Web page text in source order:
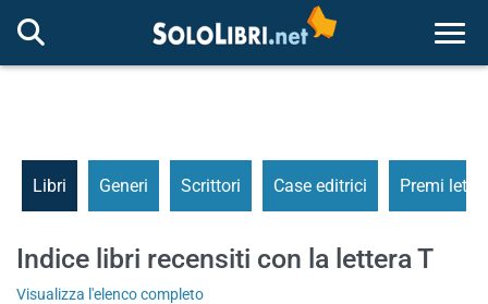
Libri Generi Scrittori Case editrici Premi
Indice libri recensiti con la lettera T
Visualizza l'elenco completo